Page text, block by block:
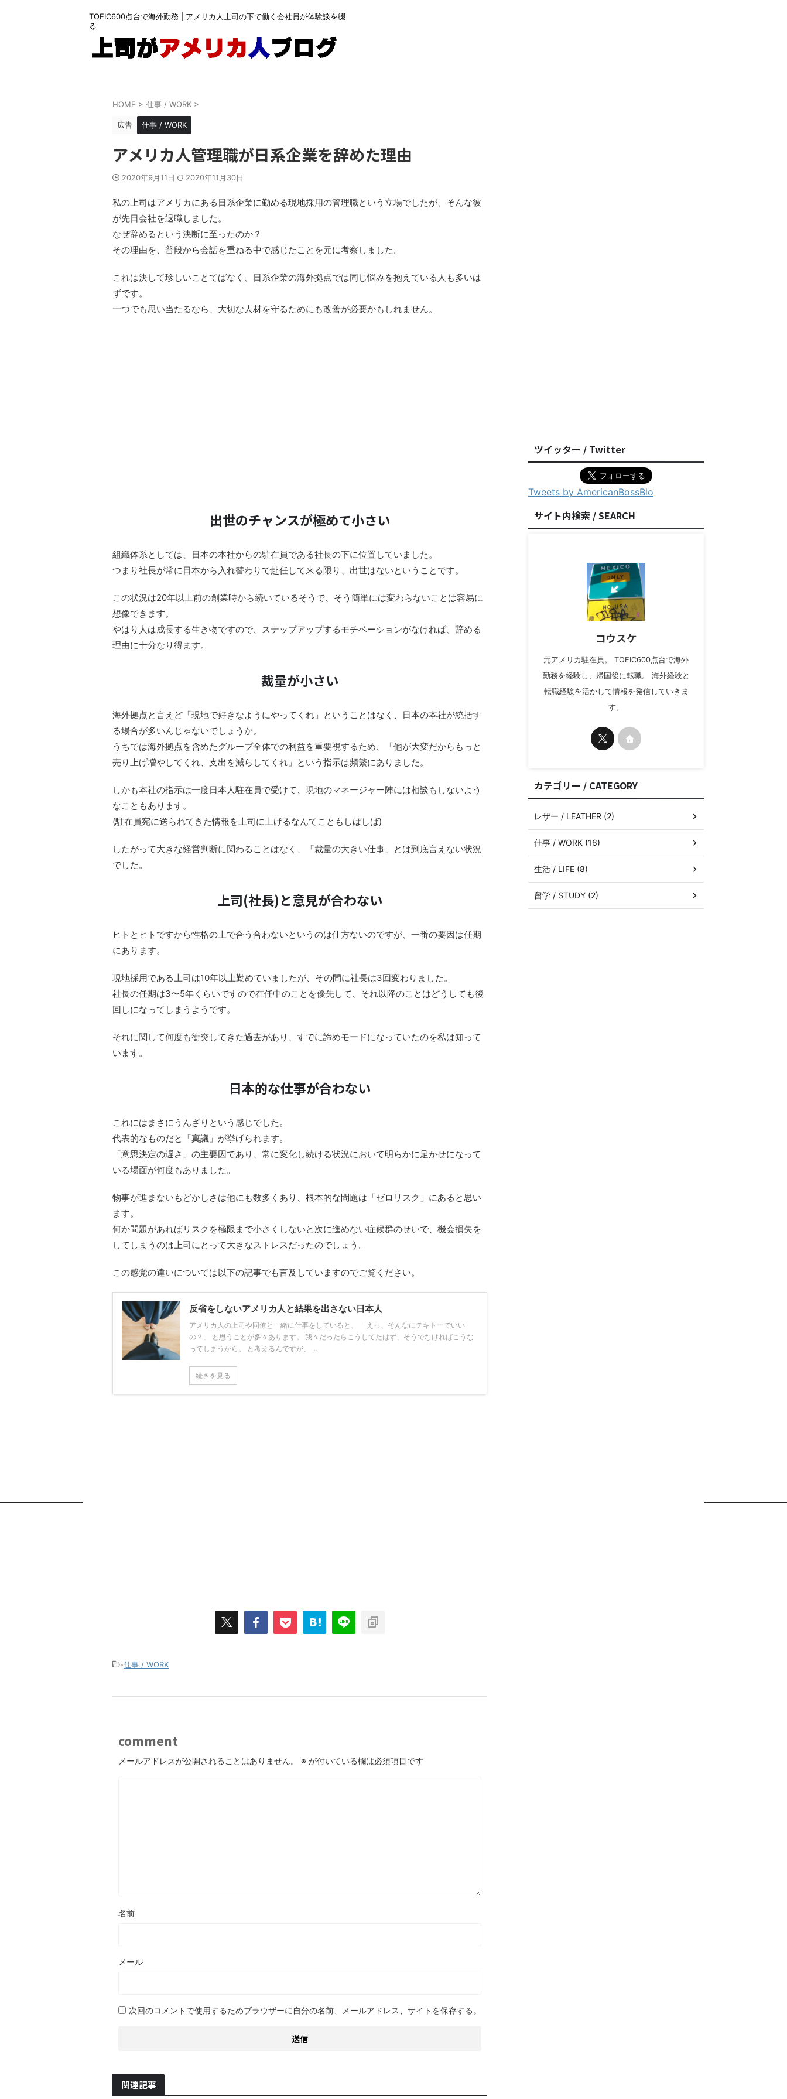
TOEIC600点台で海外勤務 | アメリカ人上司の下で働く会社員が体験談を綴
る
HOME > 仕事 / WORK >
広告 仕事 / WORK
アメリカ人管理職が日系企業を辞めた理由
2020年9月11日 2020年11月30日
私の上司はアメリカにある日系企業に勤める現地採用の管理職という立場でしたが、そんな彼
が先日会社を退職しました。
なぜ辞めるという決断に至ったのか？
その理由を、普段から会話を重ねる中で感じたことを元に考察しました。
これは決して珍しいことてばなく、日系企業の海外拠点では同じ悩みを抱えている人も多いは
ずです。
一つでも思い当たるなら、大切な人材を守るためにも改善が必要かもしれません。
出世のチャンスが極めて小さい
組織体系としては、日本の本社からの駐在員である社長の下に位置していました。
つまり社長が常に日本から入れ替わりで赴任して来る限り、出世はないということです。
この状況は20年以上前の創業時から続いているそうで、そう簡単には変わらないことは容易に
想像できます。
やはり人は成長する生き物ですので、ステップアップするモチベーションがなければ、辞める
理由に十分なり得ます。
裁量が小さい
海外拠点と言えど「現地で好きなようにやってくれ」ということはなく、
日本の本社が統括す
る場合が多いんじゃないでしょうか。
うちでは海外拠点を含めたグループ全体での利益を重要視するため、「他が大変だからもっと
売り上げ増やしてくれ、支出を減らしてくれ」という指示は頻繁にありました。
しかも本社の指示は一度日本人駐在員で受けて、現地のマネージャー陣には相談もしないよう
なこともあります。
(駐在員宛に送られてきた情報を上司に上げるなんてこともしばしば)
したがって大きな経営判断に関わることはなく、「裁量の大きい仕事」とは到底言えない状況
でした。
上司(社長)と意見が合わない
ヒトとヒトですから性格の上で合う合わないというのは仕方ないのですが、 一番の要因は任期
にあります。
現地採用である上司は10年以上勤めていましたが、その間に社長は3回変わりました。
社長の任期は3〜5年くらいですので在任中のことを優先して、それ以降のことはどうしても後
回しになってしまうようです。
それに関して何度も衝突してきた過去があり、すでに諦めモードになっていたのを私は知って
います。
日本的な仕事が合わない
これにはまさにうんざりという感じでした。
代表的なものだと
「稟議」 が挙げられます。
「意思決定の遅さ」の主要因であり、常に変化し続ける状況において明らかに足かせになって
いる場面が何度もありました。
物事が進まないもどかしさは他にも数多くあり、 根本的な問題は「ゼロリスク」にあると思い
ます。
何か問題があればリスクを極限まで小さくしないと次に進めない症候群のせいで、機会損失を
してしまうのは上司にとって大きなストレスだったのでしょう。
この感覚の違いについては以下の記事でも言及していますのでご覧ください。
反省をしないアメリカ人と結果を出さない日本人
アメリカ人の上司や同僚と一緒に仕事をしていると、 「えっ、そんなにテキトーでいい
の？」 と思うことが多々あります。 我々だったらこうしてたはず、そうでなければこうな
ってしまうから。 と考えるんですが、 ...
続きを見る
-仕事 / WORK
comment
メールアドレスが公開されることはありません。 ※ が付いている欄は必須項目です
名前
メール
次回のコメントで使用するためブラウザーに自分の名前、メールアドレス、サイトを保存する。
関連記事
ツイッター / Twitter
Tweets by AmericanBossBlo
サイト内検索 / SEARCH
コウスケ
元アメリカ駐在員。 TOEIC600点台で海外
勤務を経験し、帰国後に転職。 海外経験と
転職経験を活かして情報を発信していきま
す。
カテゴリー / CATEGORY
レザー / LEATHER (2)
仕事 / WORK (16)
生活 / LIFE (8)
留学 / STUDY (2)